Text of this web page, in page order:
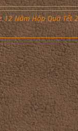
Năm Hộp Quà Tết